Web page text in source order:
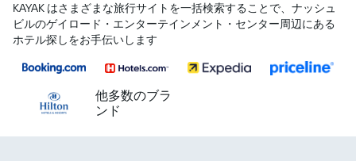
KAYAK はさまざまな旅行サイトを一括検索することで、ナッシュ
ビル​のゲイロード・エンターテインメント・センター​周辺にある
ホテル探しをお手伝いします
他多数のブラ
ンド